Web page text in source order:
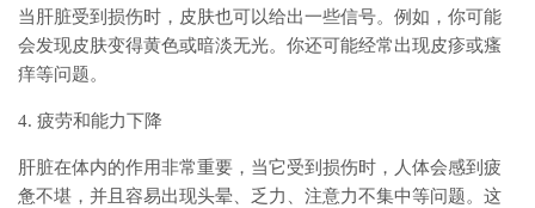
当肝脏受到损伤时，皮肤也可以给出一些信号。例如，你可能
会发现皮肤变得黄色或暗淡无光。你还可能经常出现皮疹或瘙
痒等问题。
4. 疲劳和能力下降
肝脏在体内的作用非常重要，当它受到损伤时，人体会感到疲
惫不堪，并且容易出现头晕、乏力、注意力不集中等问题。这